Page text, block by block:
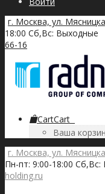
г. Москва, ул.
18:00 Сб,Вс: Выходные
66-16
CartCart
Ваша
г. Москва, ул.
Пн-пт: 9:00-18:00
holding.ru